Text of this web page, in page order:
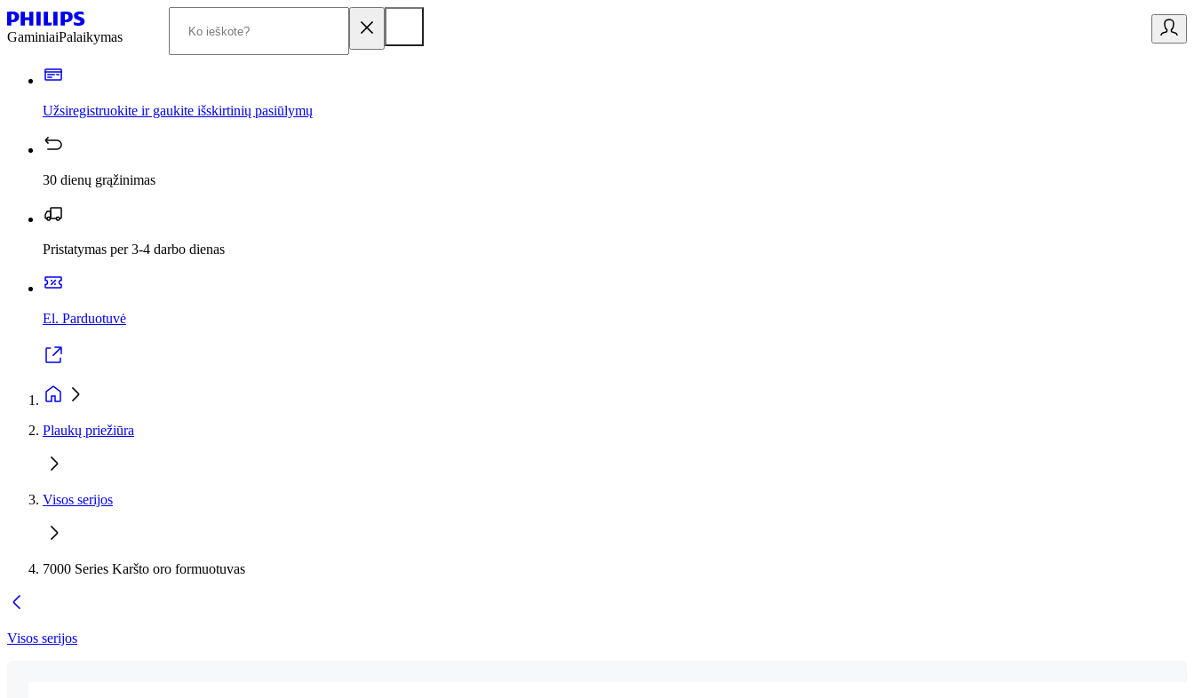
GaminiaiPalaikymas
Užsiregistruokite ir gaukite išskirtinių pasiūlymų
30 dienų grąžinimas
Pristatymas per 3-4 darbo dienas
El. Parduotuvė
Plaukų priežiūra
Visos serijos
7000 Series Karšto oro formuotuvas
Visos serijos